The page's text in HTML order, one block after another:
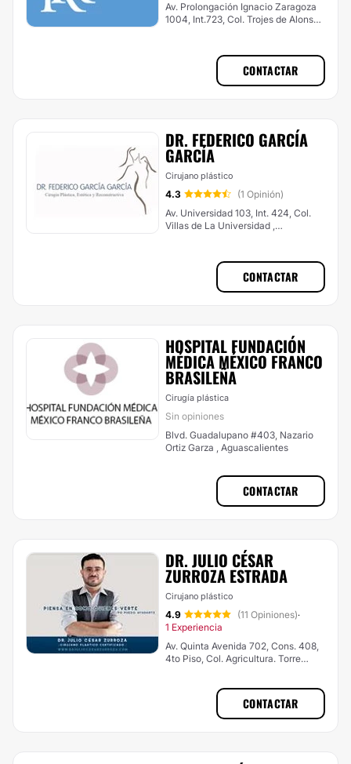
Av. Prolongación Ignacio Zaragoza
1004, Int.723, Col. Trojes de Alonso,
CONTACTAR
DR. FEDERICO GARCÍA
GARCÍA
Cirujano plástico
4.3
(1 Opinión)
Av. Universidad 103, Int. 424, Col.
Villas de La Universidad ,
CONTACTAR
HOSPITAL FUNDACIÓN
MÉDICA MÉXICO FRANCO
BRASILEÑA
Cirugía plástica
Sin opiniones
Blvd. Guadalupano #403, Nazario
Ortiz Garza , Aguascalientes
CONTACTAR
DR. JULIO CÉSAR
ZURROZA ESTRADA
Cirujano plástico
4.9 (11 Opiniones)·
1 Experiencia
Av. Quinta Avenida 702, Cons. 408,
4to Piso, Col. Agricultura. Torre
CONTACTAR